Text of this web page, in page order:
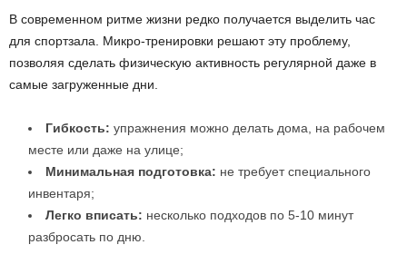
В современном ритме жизни редко получается выделить час
для спортзала. Микро-тренировки решают эту проблему,
позволяя сделать физическую активность регулярной даже в
самые загруженные дни.
Гибкость: упражнения можно делать дома, на рабочем
месте или даже на улице;
Минимальная подготовка: не требует специального
инвентаря;
Легко вписать: несколько подходов по 5-10 минут
разбросать по дню.